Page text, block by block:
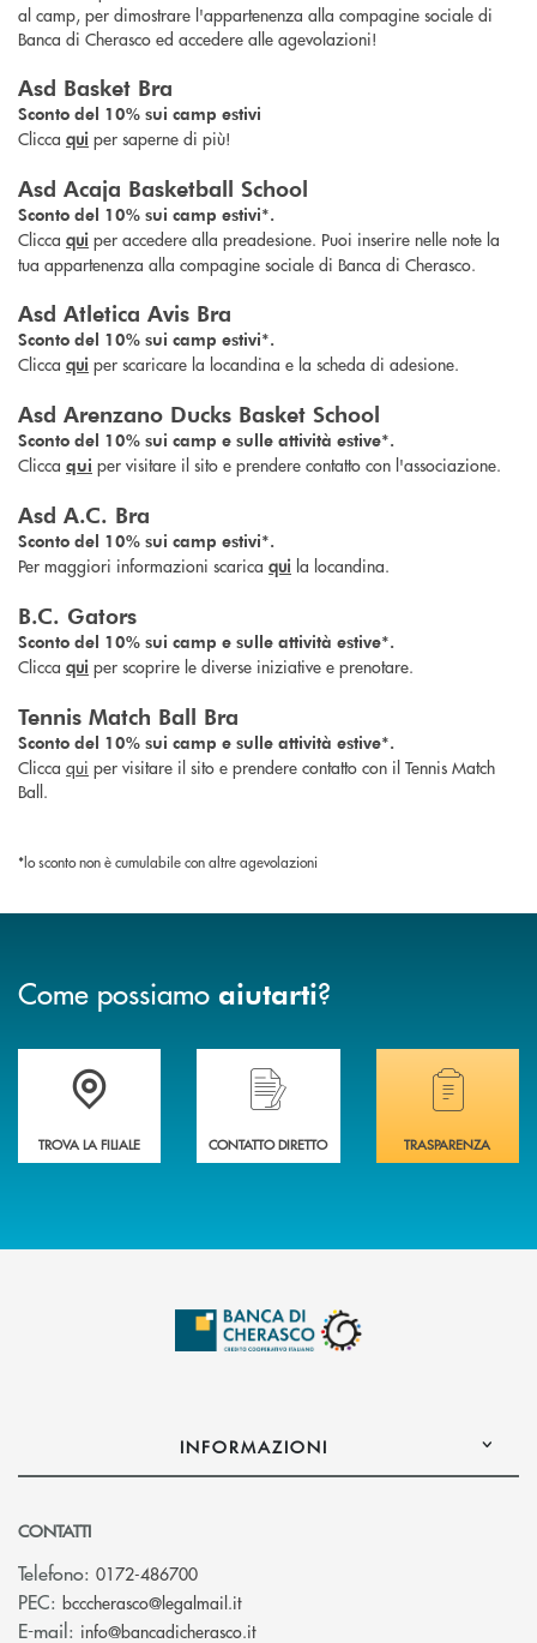
al camp, per dimostrare l'appartenenza alla compagine sociale di
Banca di Cherasco ed accedere alle agevolazioni!
Asd Basket Bra
Sconto del 10% sui camp estivi
Clicca qui per saperne di più!
Asd Acaja Basketball School
Sconto del 10% sui camp estivi*.
Clicca qui per accedere alla preadesione. Puoi inserire nelle note la
tua appartenenza alla compagine sociale di Banca di Cherasco.
Asd Atletica Avis Bra
Sconto del 10% sui camp estivi*.
Clicca qui per scaricare la locandina e la scheda di adesione.
Asd Arenzano Ducks Basket School
Sconto del 10% sui camp e sulle attività estive*.
Clicca qui per visitare il sito e prendere contatto con l'associazione.
Asd A.C. Bra
Sconto del 10% sui camp estivi*.
Per maggiori informazioni scarica qui la locandina.
B.C. Gators
Sconto del 10% sui camp e sulle attività estive*.
Clicca qui per scoprire le diverse iniziative e prenotare.
Tennis Match Ball Bra
Sconto del 10% sui camp e sulle attività estive*.
Clicca qui per visitare il sito e prendere contatto con il Tennis Match
Ball.
*lo sconto non è cumulabile con altre agevolazioni
Come possiamo aiutarti?
Accedi all' elenco completo delle filiali .
TROVA LA FILIALE
Hai bisogno di assistenza immediata?
CONTATTO DIRETTO
Hai bisogno di
TRASPARENZA
INFORMAZIONI
CONTATTI
Telefono: 0172-486700
PEC: bcccherasco@legalmail.it(si apre l’app di posta elettronica)
E-mail: info@bancadicherasco.it(si apre l’app di posta elettronica)